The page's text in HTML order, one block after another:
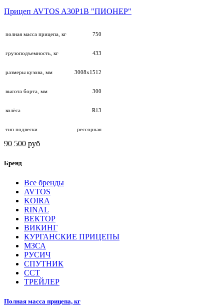
Прицеп AVTOS A30P1B "ПИОНЕР"
полная масса прицепа, кг 750
грузоподъемность, кг 433
размеры кузова, мм 3008х1512
высота борта, мм 300
колёса R13
тип подвески рессорная
90 500 руб
Бренд
Все бренды
AVTOS
KOIRA
RINAL
ВЕКТОР
ВИКИНГ
КУРГАНСКИЕ ПРИЦЕПЫ
МЗСА
РУСИЧ
СПУТНИК
ССТ
ТРЕЙЛЕР
Полная масса прицепа, кг